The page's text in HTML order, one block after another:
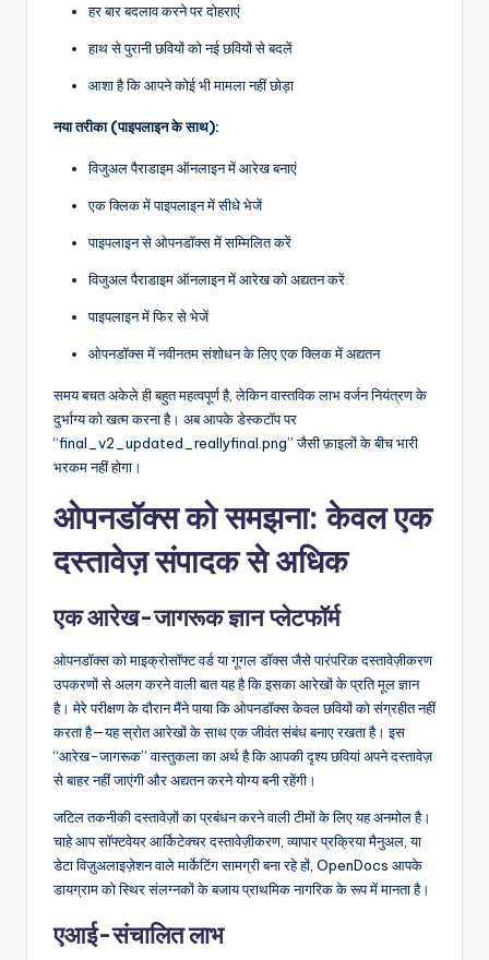
हर बार बदलाव करने पर दोहराएं
हाथ से पुरानी छवियों को नई छवियों से बदलें
आशा है कि आपने कोई भी मामला नहीं छोड़ा
नया तरीका (पाइपलाइन के साथ):
विजुअल पैराडाइम ऑनलाइन में आरेख बनाएं
एक क्लिक में पाइपलाइन में सीधे भेजें
पाइपलाइन से ओपनडॉक्स में सम्मिलित करें
विजुअल पैराडाइम ऑनलाइन में आरेख को अद्यतन करें
पाइपलाइन में फिर से भेजें
ओपनडॉक्स में नवीनतम संशोधन के लिए एक क्लिक में अद्यतन
समय बचत अकेले ही बहुत महत्वपूर्ण है, लेकिन वास्तविक लाभ वर्जन नियंत्रण के
दुर्भाग्य को खत्म करना है। अब आपके डेस्कटॉप पर
“final_v2_updated_reallyfinal.png” जैसी फ़ाइलों के बीच भारी
भरकम नहीं होगा।
ओपनडॉक्स को समझना: केवल एक
दस्तावेज़ संपादक से अधिक
एक आरेख-जागरूक ज्ञान प्लेटफॉर्म
ओपनडॉक्स को माइक्रोसॉफ्ट वर्ड या गूगल डॉक्स जैसे पारंपरिक दस्तावेज़ीकरण
उपकरणों से अलग करने वाली बात यह है कि इसका आरेखों के प्रति मूल ज्ञान
है। मेरे परीक्षण के दौरान मैंने पाया कि ओपनडॉक्स केवल छवियों को संग्रहीत नहीं
करता है—यह स्रोत आरेखों के साथ एक जीवंत संबंध बनाए रखता है। इस
“आरेख-जागरूक” वास्तुकला का अर्थ है कि आपकी दृश्य छवियां अपने दस्तावेज़
से बाहर नहीं जाएंगी और अद्यतन करने योग्य बनी रहेंगी।
जटिल तकनीकी दस्तावेज़ों का प्रबंधन करने वाली टीमों के लिए यह अनमोल है।
चाहे आप सॉफ्टवेयर आर्किटेक्चर दस्तावेज़ीकरण, व्यापार प्रक्रिया मैनुअल, या
डेटा विज़ुअलाइज़ेशन वाले मार्केटिंग सामग्री बना रहे हों, OpenDocs आपके
डायग्राम को स्थिर संलग्नकों के बजाय प्राथमिक नागरिक के रूप में मानता है।
एआई-संचालित लाभ